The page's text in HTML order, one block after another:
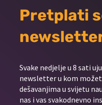
Pretplati
Svake nedjelje u 8 sati
newsletter u kom
dešavanjima u svijetu
nas i vas svakodnevno